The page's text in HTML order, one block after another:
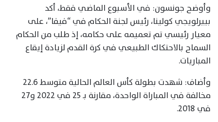
وأوضح جونسون: في الأسبوع الماضي فقط، أكد
بييرلويجي كولينا، رئيس لجنة الحكام في “فيفا”، على
معيار رئيسي تم تعميمه على حكامه، إذ طلب من الحكام
السماح بالاحتكاك الطبيعي في كرة القدم لزيادة إيقاع
المباريات.
وأضاف: شهدت بطولة كأس العالم الحالية متوسط 22.6
مخالفة في المباراة الواحدة، مقارنة بـ 25 في 2022 و27
في 2018.